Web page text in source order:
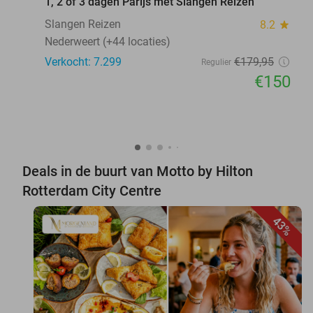
Slangen Reizen
8.2 star
Nederweert (+44 locaties)
Verkocht: 7.299
Regulier €179,95
€150
Deals in de buurt van Motto by Hilton
Rotterdam City Centre
43%